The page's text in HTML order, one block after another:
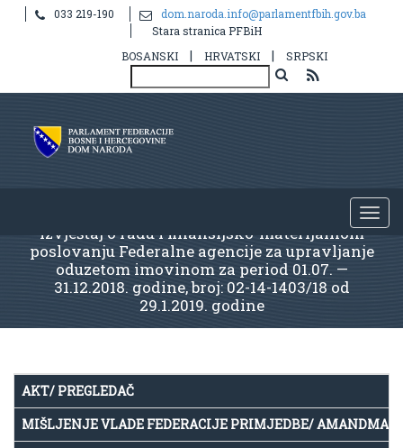
033 219-190
dom.naroda.info@parlamentfbih.gov.ba
Stara stranica PFBiH
BOSANSKI
| HRVATSKI | SRPSKI
Izvještaj o radu i finansijsko-materijalnom
poslovanju Federalne agencije za upravljanje
oduzetom imovinom za period 01.07. —
31.12.2018. godine, broj: 02-14-1403/18 od
29.1.2019. godine
AKT/ PREGLEDAČ
MIŠLJENJE VLADE FEDERACIJE PRIMJEDBE/